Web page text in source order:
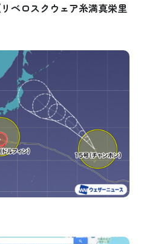
ベロスクウェア糸満真栄里